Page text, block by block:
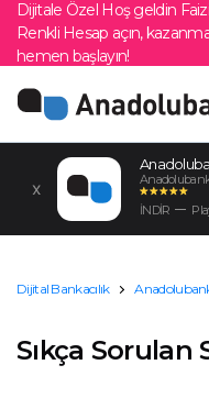
Dijitale Özel Hoş geldin
Renkli Hesap açın,
hemen başlayın!
İNDİR
Dijital Bankacılık
Sıkça Sorulan